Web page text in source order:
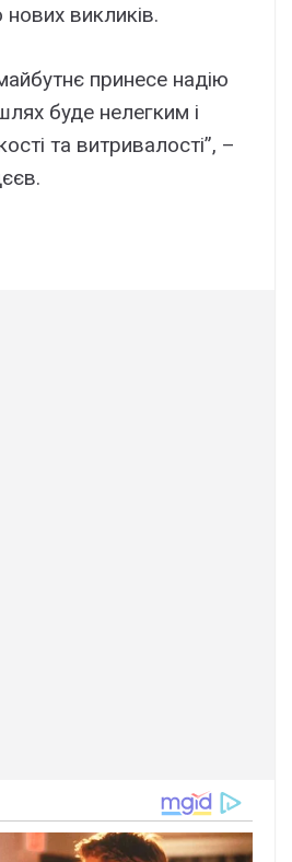
викликів.
принесе надію
буде нелегким і
та витривалості”, –